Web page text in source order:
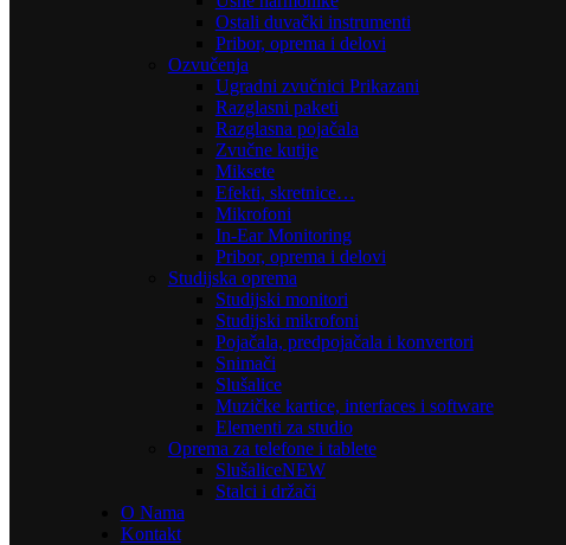
Ostali duvački instrumenti
Pribor, oprema i delovi
Ozvučenja
Ugradni zvučnici Prikazani
Razglasni paketi
Razglasna pojačala
Zvučne kutije
Miksete
Efekti, skretnice…
Mikrofoni
In-Ear Monitoring
Pribor, oprema i delovi
Studijska oprema
Studijski monitori
Studijski mikrofoni
Pojačala, predpojačala i konvertori
Snimači
Slušalice
Muzičke kartice, interfaces i software
Elementi za studio
Oprema za telefone i tablete
SlušaliceNEW
Stalci i držači
O Nama
Kontakt